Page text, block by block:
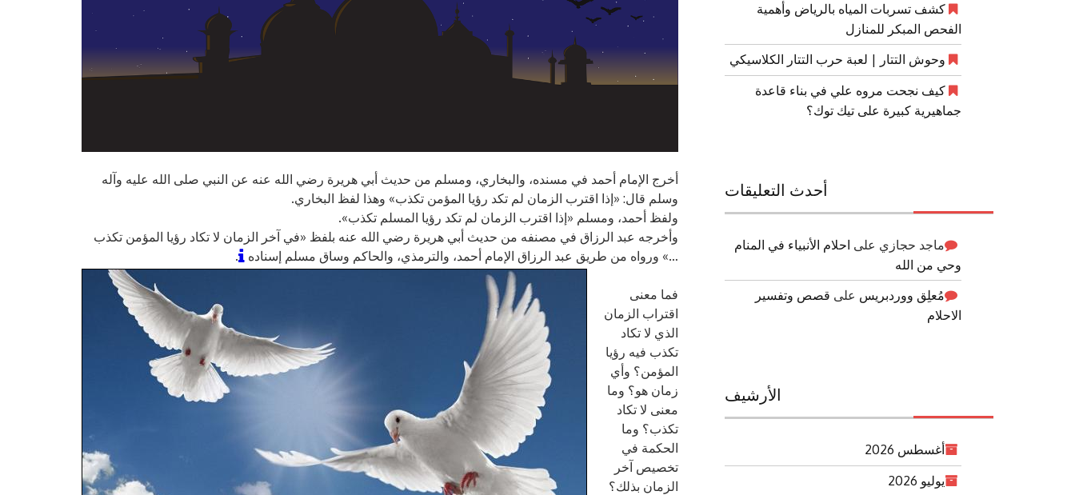
أخرج الإمام أحمد في مسنده، والبخاري، ومسلم من حديث أبي هريرة رضي الله عنه عن النبي صلى الله عليه وآله
وسلم قال: «إذا اقترب الزمان لم تكد رؤيا المؤمن تكذب» وهذا لفظ البخاري.
ولفظ أحمد، ومسلم «إذا اقترب الزمان لم تكد رؤيا المسلم تكذب».
وأخرجه عبد الرزاق في مصنفه من حديث أبي هريرة رضي الله عنه بلفظ «في آخر الزمان لا تكاد رؤيا المؤمن تكذب
…» ورواه من طريق عبد الرزاق الإمام أحمد، والترمذي، والحاكم وساق مسلم إسناده
.
فما معنى
اقتراب الزمان
الذي لا تكاد
تكذب فيه رؤيا
المؤمن؟ وأي
زمان هو؟ وما
معنى لا تكاد
تكذب؟ وما
الحكمة في
تخصيص آخر
الزمان بذلك؟
كشف تسربات المياه بالرياض وأهمية
الفحص المبكر للمنازل
وحوش التتار | لعبة حرب التتار الكلاسيكي
كيف نجحت مروه علي في بناء قاعدة
جماهيرية كبيرة على تيك توك؟
أحدث التعليقات
ماجد حجازي على احلام الأنبياء في المنام
وحي من الله
مُعلِق ووردبريس على قصص وتفسير
الاحلام
الأرشيف
أغسطس 2026
يوليو 2026